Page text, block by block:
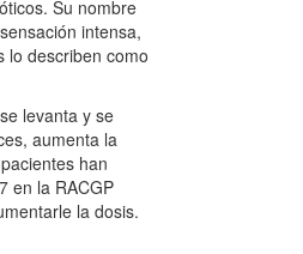
Su nombre
intensa,
lo describen como
levanta y se
aumenta la
han
en la RACGP
la dosis.